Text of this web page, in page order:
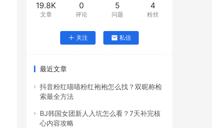
19.8K
文章
0
评论
5
问题
4
粉丝
关注 私信
最近文章
抖音粉红喵喵粉红袍袍怎么找？双昵称检
索最全方法
BJ韩国女团新人入坑怎么看？7天补完核
心内容攻略